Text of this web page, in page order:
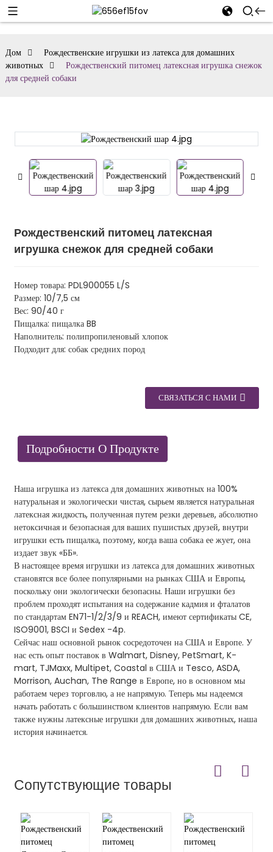
Дом
Рождественские игрушки из латекса для домашних
животных
Рождественский питомец латексная игрушка снежок
для средней собаки
Рождественский питомец латексная
игрушка снежок для средней собаки
Номер товара: PDL900055 L/S
Размер: 10/7,5 см
Вес: 90/40 г
Пищалка: пищалка BB
Наполнитель: полипропиленовый хлопок
Подходит для: собак средних пород
СВЯЗАТЬСЯ С НАМИ
Подробности О Продукте
Наша игрушка из латекса для домашних животных на 100%
натуральная и экологически чистая, сырьем является натуральная
латексная жидкость, полученная путем резки деревьев, абсолютно
нетоксичная и безопасная для ваших пушистых друзей, внутри
игрушки есть пищалка, поэтому, когда ваша собака ее жует, она
издает звук «ББ».
В настоящее время игрушки из латекса для домашних животных
становятся все более популярными на рынках США и Европы,
поскольку они экологически безопасны. Наши игрушки без
проблем проходят испытания на содержание кадмия и фталатов
по стандартам EN71-1/2/3/9 и REACH, имеют сертификаты CE,
ISO9001, BSCI и Sedex -4p.
Сейчас наш основной рынок сосредоточен на США и Европе. У
нас есть опыт поставок в Walmart, Disney, PetSmart, K-
mart, TJMaxx, Multipet, Coastal в США и Tesco, ASDA,
Morrison, Auchan, The Range в Европе, но в основном мы
работаем через торговлю, а не напрямую. Теперь мы надеемся
начать работать с большинством клиентов напрямую. Если вам
также нужны латексные игрушки для домашних животных, наша
история начинается.
Сопутствующие товары